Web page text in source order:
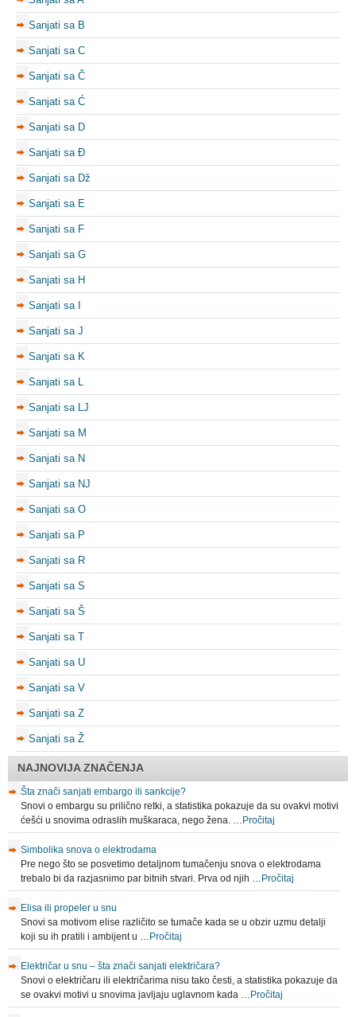
Sanjati sa B
Sanjati sa C
Sanjati sa Č
Sanjati sa Ć
Sanjati sa D
Sanjati sa Đ
Sanjati sa Dž
Sanjati sa E
Sanjati sa F
Sanjati sa G
Sanjati sa H
Sanjati sa I
Sanjati sa J
Sanjati sa K
Sanjati sa L
Sanjati sa LJ
Sanjati sa M
Sanjati sa N
Sanjati sa NJ
Sanjati sa O
Sanjati sa P
Sanjati sa R
Sanjati sa S
Sanjati sa Š
Sanjati sa T
Sanjati sa U
Sanjati sa V
Sanjati sa Z
Sanjati sa Ž
NAJNOVIJA ZNAČENJA
Šta znači sanjati embargo ili sankcije?
Snovi o embargu su prilično retki, a statistika pokazuje da su ovakvi motivi
ćešći u snovima odraslih muškaraca, nego žena. … Pročitaj
Simbolika snova o elektrodama
Pre nego što se posvetimo detaljnom tumačenju snova o elektrodama
trebalo bi da razjasnimo par bitnih stvari. Prva od njih … Pročitaj
Elisa ili propeler u snu
Snovi sa motivom elise različito se tumače kada se u obzir uzmu detalji
koji su ih pratili i ambijent u … Pročitaj
Električar u snu – šta znači sanjati električara?
Snovi o električaru ili električarima nisu tako česti, a statistika pokazuje da
se ovakvi motivi u snovima javljaju uglavnom kada … Pročitaj